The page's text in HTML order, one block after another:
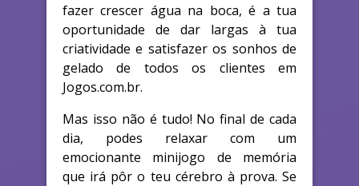
fazer crescer água na boca, é a tua
oportunidade de dar largas à tua
criatividade e satisfazer os sonhos de
gelado de todos os clientes em
Jogos.com.br.
Mas isso não é tudo! No final de cada
dia, podes relaxar com um
emocionante minijogo de memória
que irá pôr o teu cérebro à prova. Se